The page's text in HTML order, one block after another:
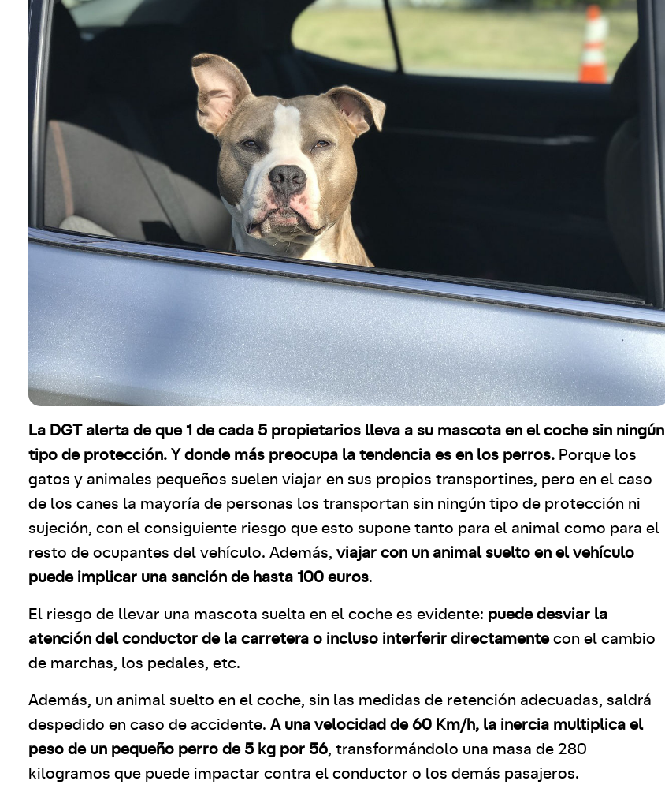
La DGT alerta de que 1 de cada 5 propietarios lleva a su mascota en el coche sin ningún
tipo de protección. Y donde más preocupa la tendencia es en los perros. Porque los
gatos y animales pequeños suelen viajar en sus propios transportines, pero en el caso
de los canes la mayoría de personas los transportan sin ningún tipo de protección ni
sujeción, con el consiguiente riesgo que esto supone tanto para el animal como para el
resto de ocupantes del vehículo. Además, viajar con un animal suelto en el vehículo
puede implicar una sanción de hasta 100 euros.
El riesgo de llevar una mascota suelta en el coche es evidente: puede desviar la
atención del conductor de la carretera o incluso interferir directamentecon el cambio
de marchas, los pedales, etc.
Además, un animal suelto en el coche, sin las medidas de retención adecuadas, saldrá
despedido en caso de accidente. A una velocidad de 60 Km/h, la inercia multiplica el
peso de un pequeño perro de 5 kg por 56, transformándolo una masa de 280
kilogramos que puede impactar contra el conductor o los demás pasajeros.